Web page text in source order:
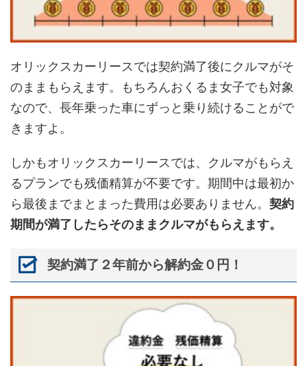
オリックスカーリースでは契約満了後にクルマがそ
のままもらえます。もちろんおくるま女子でも対象
なので、長年乗った車にずっと乗り続けることがで
きますよ。
しかもオリックスカーリースでは、クルマがもらえ
るプランでも残価精算が不要です。期間中は最初か
ら最後までまとまった費用は必要ありません。 契約
期間が満了したらそのままクルマがもらえます。
契約満了２年前から解約金０円！